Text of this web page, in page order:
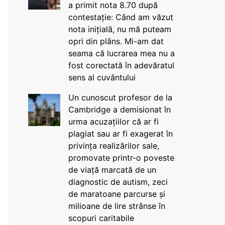
a primit nota 8.70 după
contestație: Când am văzut
nota inițială, nu mă puteam
opri din plâns. Mi-am dat
seama că lucrarea mea nu a
fost corectată în adevăratul
sens al cuvântului
Un cunoscut profesor de la
Cambridge a demisionat în
urma acuzațiilor că ar fi
plagiat sau ar fi exagerat în
privința realizărilor sale,
promovate printr-o poveste
de viață marcată de un
diagnostic de autism, zeci
de maratoane parcurse și
milioane de lire strânse în
scopuri caritabile